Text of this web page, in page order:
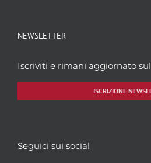
NEWSLETTER
Iscriviti e rimani aggiornato
ISCRIZIONE
Seguici sui social